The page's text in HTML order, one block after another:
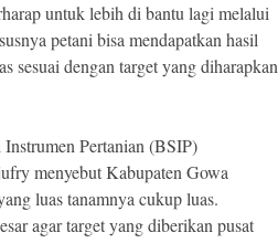
untuk lebih di bantu lagi melalui
petani bisa mendapatkan hasil
sesuai dengan target yang diharapkan
Pertanian (BSIP)
menyebut Kabupaten Gowa
luas tanamnya cukup luas.
agar target yang diberikan pusat